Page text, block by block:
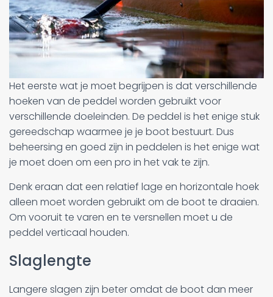
Het eerste wat je moet begrijpen is dat verschillende
hoeken van de peddel worden gebruikt voor
verschillende doeleinden. De peddel is het enige stuk
gereedschap waarmee je je boot bestuurt. Dus
beheersing en goed zijn in peddelen is het enige wat
je moet doen om een pro in het vak te zijn.
Denk eraan dat een relatief lage en horizontale hoek
alleen moet worden gebruikt om de boot te draaien.
Om vooruit te varen en te versnellen moet u de
peddel verticaal houden.
Slaglengte
Langere slagen zijn beter omdat de boot dan meer